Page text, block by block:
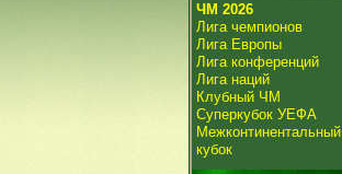
ЧМ 2026
Лига чемпионов
Лига Европы
Лига конференций
Лига наций
Клубный ЧМ
Суперкубок УЕФА
Межконтинентальный
кубок